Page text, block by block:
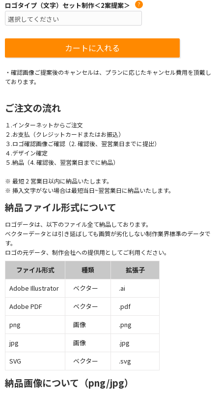
ロゴタイプ（文字）セット制作＜2案提案＞ ?
・確認画像ご提案後のキャンセルは、プランに応じたキャンセル費用を頂戴し
ております。
ご注文の流れ
１.インターネットからご注文
２.お支払（クレジットカードまたはお振込）
３.ロゴ確認画像ご確認（2. 確認後、翌営業日までに提出）
４.デザイン確定
５.納品（4. 確認後、翌営業日までに納品）
※ 最短 2 営業日以内に納品いたします。
※ 挿入文字がない場合は最短当日~翌営業日に納品いたします。
納品ファイル形式について
ロゴデータは、以下のファイル全て納品しております。
ベクターデータとは引き延ばしても画質が劣化しない制作業界標準のデータで
す。
ロゴの元データ、制作会社への提供用としてご利用ください。
ファイル形式 種類
拡張子
Adobe Illustrator
ベクター
.ai
Adobe PDF
ベクター
.pdf
png
画像
.png
jpg
画像
.jpg
SVG
ベクター .svg
納品画像について（png/jpg）